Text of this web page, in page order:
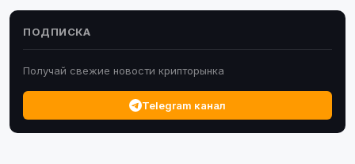
ПОДПИСКА
Получай свежие новости крипторынка
Telegram канал